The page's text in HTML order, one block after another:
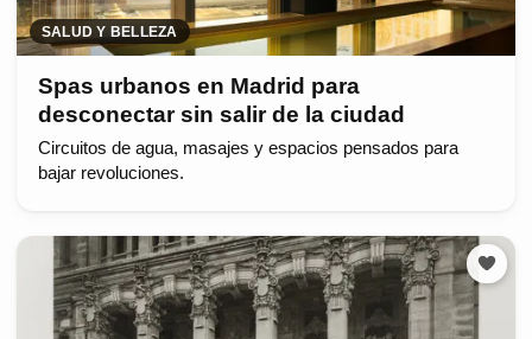
SALUD Y BELLEZA
Spas urbanos en Madrid para
desconectar sin salir de la ciudad
Circuitos de agua, masajes y espacios pensados para
bajar revoluciones.